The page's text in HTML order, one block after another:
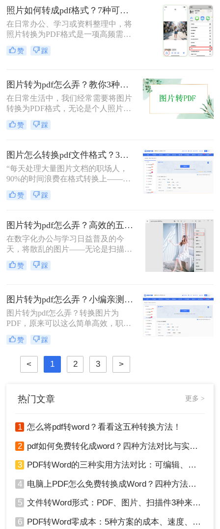
掌握的基本技能。PDF格式具有跨平
台兼容性好、文件体积相对较小、易
于分享等优点，因此成为文档处理的
首选格式。本文将详细介绍5种实用
的图片转PDF方法，帮助您快速解决
转换需求。
照片如何转成pdf格式？7种可靠方法详解！
在日常办公、学习或资料整理中，将
照片转换为PDF格式是一项高频需
求。无论是扫描的合同、手写笔记，
还是拍摄的证件、课件，统一的PDF
择高效、安全且无需付费的方法？本
文将基于实际使用经验，为您梳理7
种照片如何转成PDF格式的实用方
方式，帮助您根据场景灵活选用。
赞 踩
图片转为pdf怎么弄？教你3种常用转换方法！
在日常生活中，我们经常需要将图片
转换为PDF格式，无论是个人照片管
理、证件扫描，还是商业和行政领域
的文档整理、合同协议，这种转换都
全性。那么图片转为pdf怎么弄呢？本
文将介绍三种将图片转换为PDF的方
法。
赞 踩
图片怎么转换pdf文件格式？3种高效方法全解析，职场人必备技能！
“每天处理大量图片文档的职场人，
90%的时间浪费在格式转换上——这
不是技术问题，而是方法误区。” 作
为深耕办公软件测评多年的博主，小
始方式处理图片转PDF需求。那么图
片怎么转换pdf文件格式呢？本文将揭
秘三种专业级转换方法，结合实测数
据帮你突破效率瓶颈。
赞 踩
图片转为pdf怎么弄？高效的五大方法详解！
在数字化办公与学习日益普及的今
天，将散乱的图片——无论是扫描的
文档、手机拍摄的笔记，还是珍贵的
照片——整合成一个统一的PDF文
定、易于传输和打印的优点，成为了
文档分发的标准格式。然而，面对网
络上琳琅满目的工具和方法，许多人
弄呢？
赞 踩
图片转为pdf怎么弄？小编亲测5种实用方法，告别繁琐操作！
图片转为pdf怎么弄？转换图片为
PDF，原来可以这么简单高效，职场
效率提升从此触手可及！“一张图片
秒变PDF文档？是的，你没听错！”作
为从事电脑办公软件测评多年的博
主，小编深知职场办公人群对高效转
换工具的渴求，今天就分享超实用方
赞 踩
< 1 2 3 >
热门文章 更多 >
1 怎么将pdf转word？看看这五种转换方法！
2 pdf如何免费转化成word？四种方法对比与实操指南（附详细表格）
3 PDF转Word的三种实用方法对比：可编辑、保格式、避风险！
4 电脑上PDF怎么免费转换成Word？四种方法对比与实操指南（附详细表格）!
5 文件转Word形式：PDF、图片、扫描件3种来源分别怎么处理！
6 PDF转Word零成本：5种方案的成本、速度、精度对比！